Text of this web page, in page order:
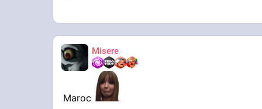
Misere
Maroc